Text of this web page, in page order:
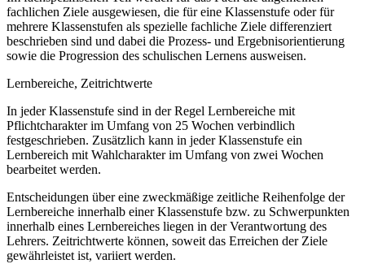
fachlichen Ziele ausgewiesen, die für eine Klassenstufe oder für
mehrere Klassenstufen als spezielle fachliche Ziele differenziert
beschrieben sind und dabei die Prozess- und Ergebnisorientierung
sowie die Progression des schulischen Lernens ausweisen.
Lernbereiche, Zeitrichtwerte
In jeder Klassenstufe sind in der Regel Lernbereiche mit
Pflichtcharakter im Umfang von 25 Wochen verbindlich
festgeschrieben. Zusätzlich kann in jeder Klassenstufe ein
Lernbereich mit Wahlcharakter im Umfang von zwei Wochen
bearbeitet werden.
Entscheidungen über eine zweckmäßige zeitliche Reihenfolge der
Lernbereiche innerhalb einer Klassenstufe bzw. zu Schwerpunkten
innerhalb eines Lernbereiches liegen in der Verantwortung des
Lehrers. Zeitrichtwerte können, soweit das Erreichen der Ziele
gewährleistet ist, variiert werden.